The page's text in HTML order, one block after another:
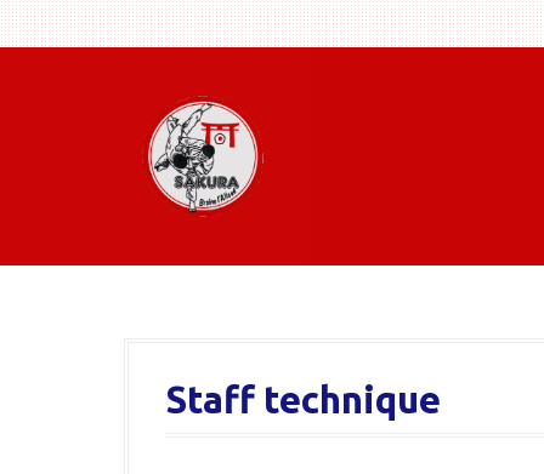
Staff technique